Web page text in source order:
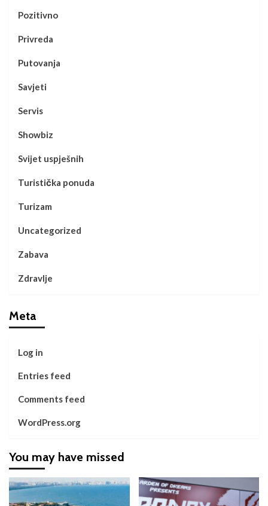
Pozitivno
Privreda
Putovanja
Savjeti
Servis
Showbiz
Svijet uspješnih
Turistička ponuda
Turizam
Uncategorized
Zabava
Zdravlje
Meta
Log in
Entries feed
Comments feed
WordPress.org
You may have missed